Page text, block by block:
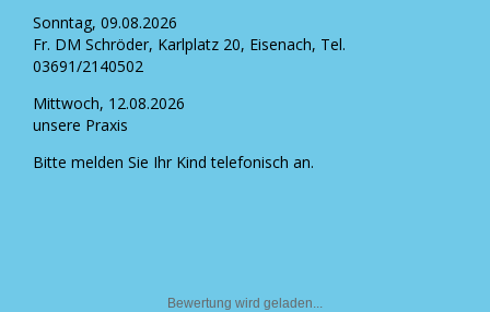
Sonntag, 09.08.2026
Fr. DM Schröder, Karlplatz 20, Eisenach, Tel.
03691/2140502
Mittwoch, 12.08.2026
unsere Praxis
Bitte melden Sie Ihr Kind telefonisch an.
Bewertung wird geladen...